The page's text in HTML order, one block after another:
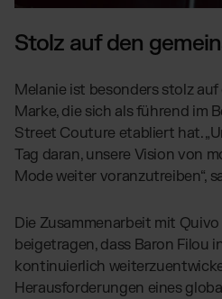
Stolz auf den
Melanie ist besonders stolz
Marke, die sich als führend im
Street Couture etabliert hat.
Tag daran, unsere Vision von
Mode weiter voranzutreiben“,
Die Zusammenarbeit mit
beigetragen, dass Baron Filou
kontinuierlich
Herausforderungen eines